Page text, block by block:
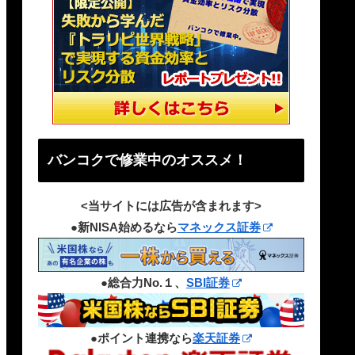
バンコクで修業中のオススメ！
<当サイトには広告が含まれます>
●新NISA始めるならマネックス証券
●総合力No.１、 SBI証券
●ポイント連携なら楽天証券